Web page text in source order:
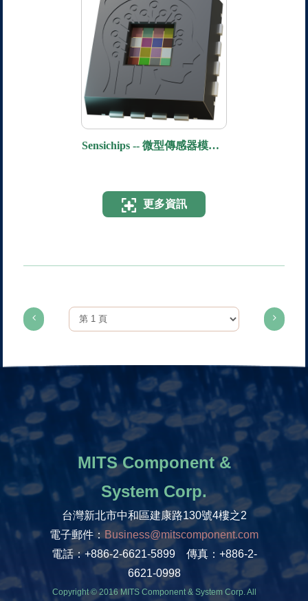
Sensichips -- 微型傳感器模組
更多資訊
MITS Component &
System Corp.
台灣新北市中和區建康路130號4樓之2
電子郵件： Business@mitscomponent.com
電話：+886-2-6621-5899 傳真：+886-2-
6621-0998
Copyright © 2016 MITS Component & System Corp. All